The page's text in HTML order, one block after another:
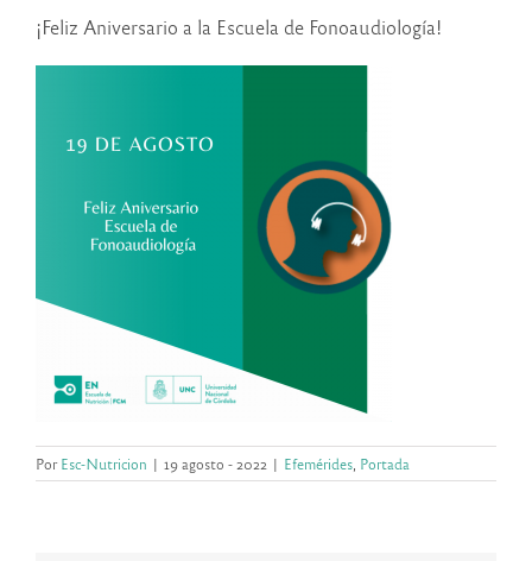
¡Feliz Aniversario a la Escuela de Fonoaudiología!
PorEsc-Nutricion | 19 agosto - 2022 | Efemérides Portada